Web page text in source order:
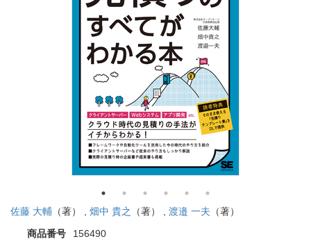
佐藤 大輔 （著） , 畑中 貴之 （著） , 渡邉 一夫 （著）
商品番号
156490